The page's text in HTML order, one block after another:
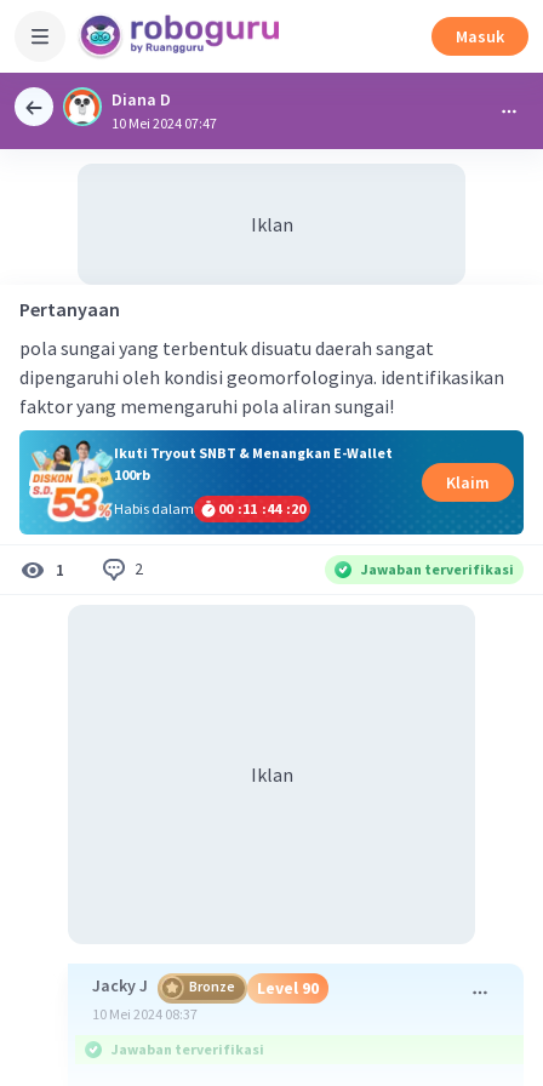
Masuk
Diana D
10 Mei 2024 07:47
Iklan
Pertanyaan
pola sungai yang terbentuk disuatu daerah sangat
dipengaruhi oleh kondisi geomorfologinya. identifikasikan
faktor yang memengaruhi pola aliran sungai!
Ikuti Tryout SNBT & Menangkan E-Wallet
100rb
Habis dalam
00 :11 :44 :20
Klaim
1 2 Jawaban terverifikasi
Iklan
Jacky J Bronze Level 90
10 Mei 2024 08:37
Jawaban terverifikasi